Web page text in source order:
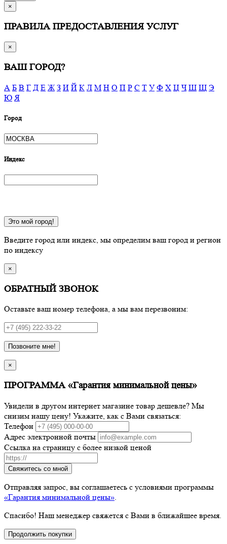
×
ПРАВИЛА ПРЕДОСТАВЛЕНИЯ УСЛУГ
×
ВАШ ГОРОД?
А Б В Г Д Е Ж З И Й К Л М Н О П Р С Т У Ф Х Ц Ч Ш Щ Э
Ю Я
Город
Индекс
Это мой город!
Введите город или индекс, мы определим ваш город и регион
по индексу
×
ОБРАТНЫЙ ЗВОНОК
Оставьте ваш номер телефона, а мы вам перезвоним:
Позвоните мне!
×
ПРОГРАММА «Гарантия минимальной цены»
Увидели в другом интернет магазине товар дешевле? Мы
снизим нашу цену! Укажите, как с Вами связаться:
Телефон
Адрес электронной почты
Ссылка на страницу с более низкой ценой
Свяжитесь со мной
Отправляя запрос, вы соглашаетесь с условиями программы
«Гарантия минимальной цены»
Спасибо! Наш менеджер свяжется с Вами в ближайшее время.
Продолжить покупки